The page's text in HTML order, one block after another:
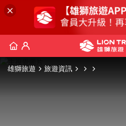
雄獅旅遊 旅遊資訊